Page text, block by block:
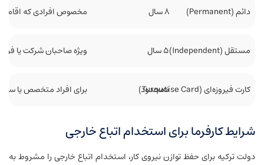
دائم (Permanent) ۸ سال مخصوص افرادی که اقامت
مستقل (Independent) ۵ سال ویژه صاحبان شرکت یا
کارت فیروزه‌ای (Turquoise Card) نامحدود برای افراد متخصص یا
شرایط کارفرما برای استخدام اتباع خارجی
دولت ترکیه برای حفظ توازن نیروی کار، استخدام اتباع خارجی را مشروط به